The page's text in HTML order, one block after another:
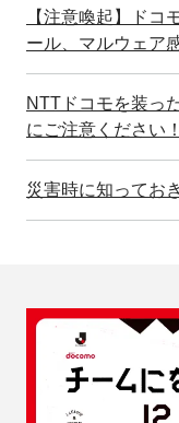
【注意喚起】ドコ
ール、マルウェア
NTTドコモを装っ
にご注意ください！
災害時に知ってお